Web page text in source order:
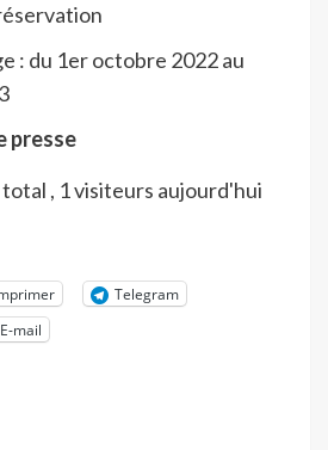
: du 1er octobre 2022 au
presse
total , 1 visiteurs aujourd'hui
Telegram
E-mail